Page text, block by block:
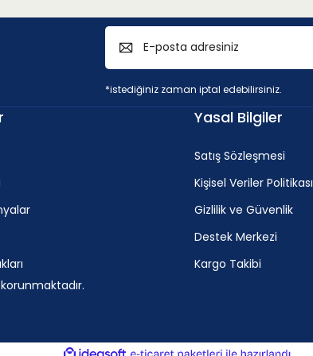
*istediğiniz zaman iptal edebilirsiniz.
Yasal Bilgiler
Satış Sözleşmesi
Kişisel Veriler Politikası
Gizlilik ve Güvenlik
Destek Merkezi
Kargo Takibi